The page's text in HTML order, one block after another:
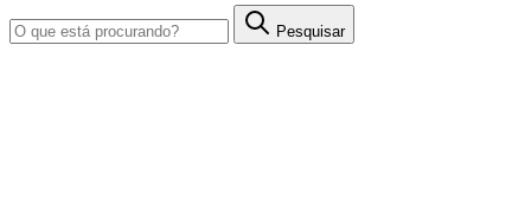
Pesquisar